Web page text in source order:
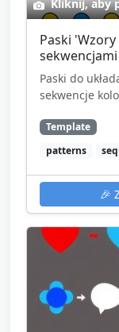
Kliknij, aby
Paski
sekwencjami
Paski do
sekwencje
Template
patterns
🎉